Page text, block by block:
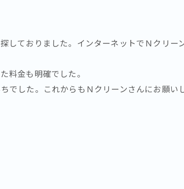
しておりました。インターネットでＮクリー
料金も明確でした。
した。これからもＮクリーンさんにお願い